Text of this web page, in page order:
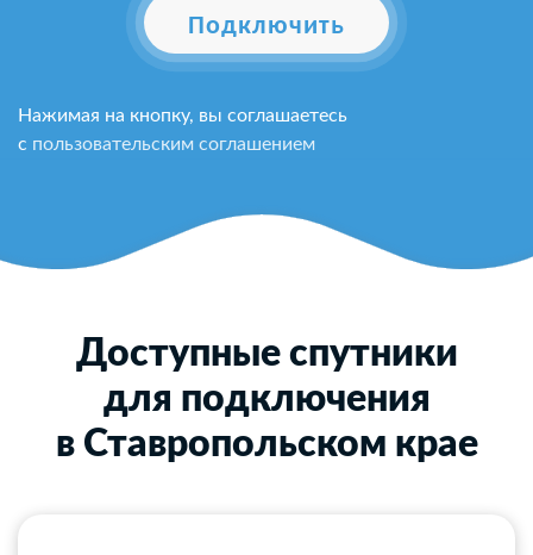
Подключить
Нажимая на кнопку, вы соглашаетесь
с пользовательским соглашением
Доступные спутники
для подключения
в Ставропольском крае